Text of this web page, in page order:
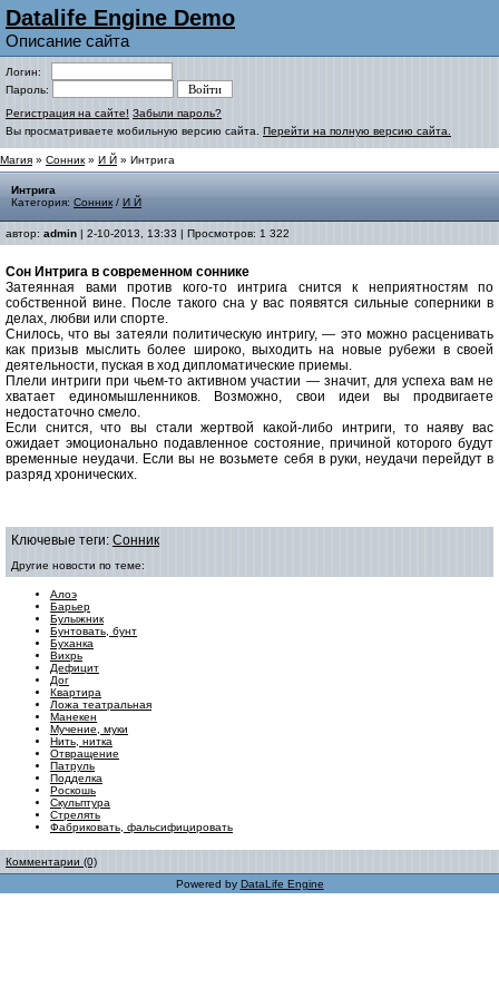
Datalife Engine Demo
Описание сайта
Логин:
Пароль:
Регистрация на сайте! Забыли пароль?
Вы просматриваете мобильную версию сайта. Перейти на полную версию сайта.
Магия » Сонник » И Й » Интрига
Интрига
Категория: Сонник / И Й
автор: admin | 2-10-2013, 13:33 | Просмотров: 1 322
Сон Интрига в современном соннике
Затеянная вами против кого-то интрига снится к неприятностям по
собственной вине. После такого сна у вас появятся сильные соперники в
делах, любви или спорте.
Снилось, что вы затеяли политическую интригу, — это можно расценивать
как призыв мыслить более широко, выходить на новые рубежи в своей
деятельности, пуская в ход дипломатические приемы.
Плели интриги при чьем-то активном участии — значит, для успеха вам не
хватает единомышленников. Возможно, свои идеи вы продвигаете
недостаточно смело.
Если снится, что вы стали жертвой какой-либо интриги, то наяву вас
ожидает эмоционально подавленное состояние, причиной которого будут
временные неудачи. Если вы не возьмете себя в руки, неудачи перейдут в
разряд хронических.
Ключевые теги: Сонник
Другие новости по теме:
Алоэ
Барьер
Булыжник
Бунтовать, бунт
Буханка
Вихрь
Дефицит
Дог
Квартира
Ложа театральная
Манекен
Мучение, муки
Нить, нитка
Отвращение
Патруль
Подделка
Роскошь
Скульптура
Стрелять
Фабриковать, фальсифицировать
Комментарии (0)
Powered by DataLife Engine